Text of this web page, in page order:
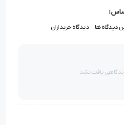
دیدگاه ها دیدگاه خریداران
یافت نشد